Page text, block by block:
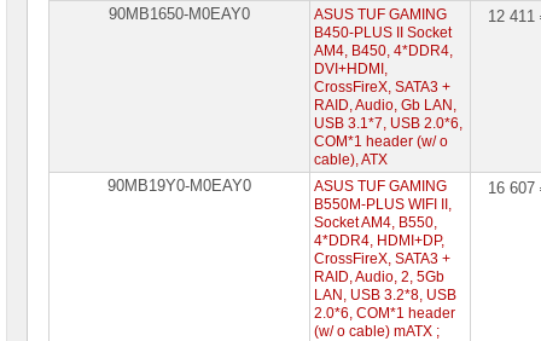
90MB1650-M0EAY0
ASUS TUF GAMING
B450-PLUS II Socket
AM4, B450, 4*DDR4,
DVI+HDMI,
CrossFireX, SATA3 +
RAID, Audio, Gb LAN,
USB 3.1*7, USB 2.0*6,
COM*1 header (w/ o
cable), ATX
12
90MB19Y0-M0EAY0
ASUS TUF GAMING
B550M-PLUS WIFI II,
Socket AM4, B550,
4*DDR4, HDMI+DP,
CrossFireX, SATA3 +
RAID, Audio, 2, 5Gb
LAN, USB 3.2*8, USB
2.0*6, COM*1 header
(w/ o cable) mATX ;
16